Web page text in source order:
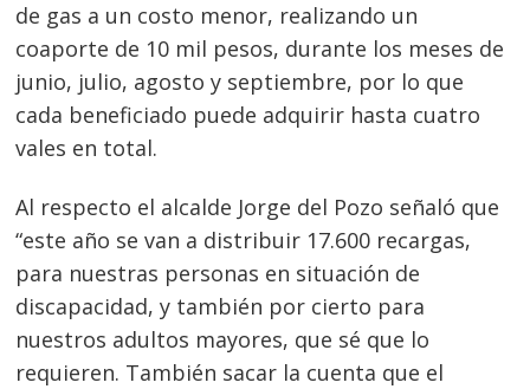
de gas a un costo menor, realizando un
coaporte de 10 mil pesos, durante los meses de
junio, julio, agosto y septiembre, por lo que
cada beneficiado puede adquirir hasta cuatro
vales en total.
Al respecto el alcalde Jorge del Pozo señaló que
“este año se van a distribuir 17.600 recargas,
para nuestras personas en situación de
discapacidad, y también por cierto para
nuestros adultos mayores, que sé que lo
requieren. También sacar la cuenta que el